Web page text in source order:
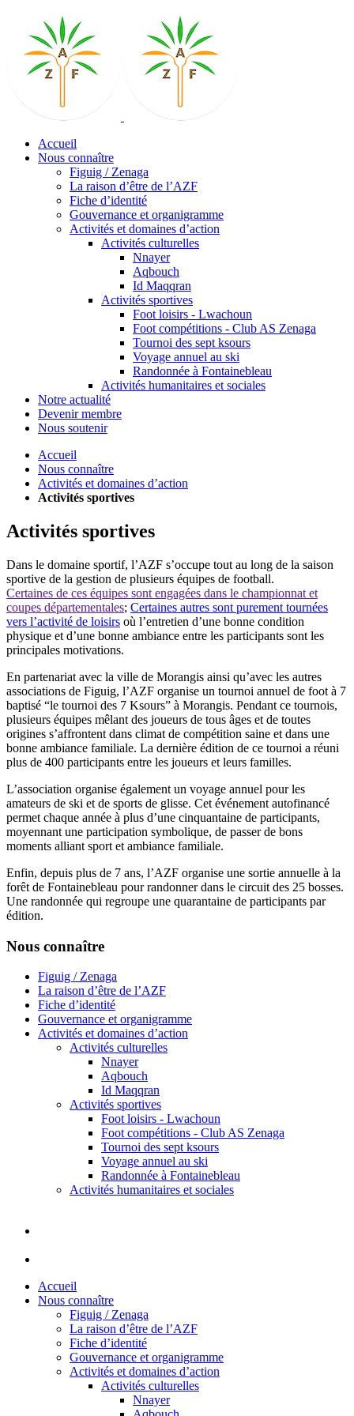
Accueil
Nous connaître
Figuig / Zenaga
La raison d’être de l’AZF
Fiche d’identité
Gouvernance et organigramme
Activités et domaines d’action
Activités culturelles
Nnayer
Aqbouch
Id Maqqran
Activités sportives
Foot loisirs - Lwachoun
Foot compétitions - Club AS Zenaga
Tournoi des sept ksours
Voyage annuel au ski
Randonnée à Fontainebleau
Activités humanitaires et sociales
Notre actualité
Devenir membre
Nous soutenir
Accueil
Nous connaître
Activités et domaines d’action
Activités sportives
Activités sportives
Dans le domaine sportif, l’AZF s’occupe tout au long de la saison
sportive de la gestion de plusieurs équipes de football.
Certaines de ces équipes sont engagées dans le championnat et
coupes départementales; Certaines autres sont purement tournées
vers l’activité de loisirs où l’entretien d’une bonne condition
physique et d’une bonne ambiance entre les participants sont les
principales motivations.
En partenariat avec la ville de Morangis ainsi qu’avec les autres
associations de Figuig, l’AZF organise un tournoi annuel de foot à 7
baptisé “le tournoi des 7 Ksours” à Morangis. Pendant ce tournois,
plusieurs équipes mêlant des joueurs de tous âges et de toutes
origines s’affrontent dans climat de compétition saine et dans une
bonne ambiance familiale. La dernière édition de ce tournoi a réuni
plus de 400 participants entre les joueurs et leurs familles.
L’association organise également un voyage annuel pour les
amateurs de ski et de sports de glisse. Cet événement autofinancé
permet chaque année à plus d’une cinquantaine de participants,
moyennant une participation symbolique, de passer de bons
moments alliant sport et ambiance familiale.
Enfin, depuis plus de 7 ans, l’AZF organise une sortie annuelle à la
forêt de Fontainebleau pour randonner dans le circuit des 25 bosses.
Une randonnée qui regroupe une quarantaine de participants par
édition.
Nous connaître
Figuig / Zenaga
La raison d’être de l’AZF
Fiche d’identité
Gouvernance et organigramme
Activités et domaines d’action
Activités culturelles
Nnayer
Aqbouch
Id Maqqran
Activités sportives
Foot loisirs - Lwachoun
Foot compétitions - Club AS Zenaga
Tournoi des sept ksours
Voyage annuel au ski
Randonnée à Fontainebleau
Activités humanitaires et sociales
Accueil
Nous connaître
Figuig / Zenaga
La raison d’être de l’AZF
Fiche d’identité
Gouvernance et organigramme
Activités et domaines d’action
Activités culturelles
Nnayer